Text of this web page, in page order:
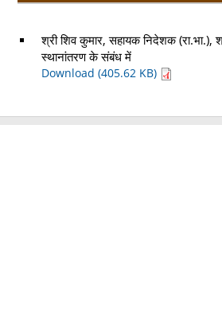
श्री शिव कुमार, सहायक निदेशक (रा.भा.),
स्थानांतरण के संबंध में
Download (405.62 KB)